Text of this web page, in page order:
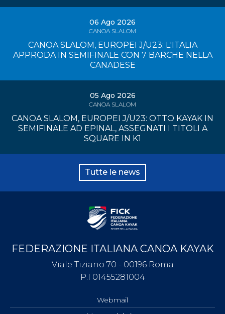
06 Ago 2026
CANOA SLALOM
CANOA SLALOM, EUROPEI J/U23: L'ITALIA
APPRODA IN SEMIFINALE CON 7 BARCHE NELLA
CANADESE
05 Ago 2026
CANOA SLALOM
CANOA SLALOM, EUROPEI J/U23: OTTO KAYAK IN
SEMIFINALE AD EPINAL, ASSEGNATI I TITOLI A
SQUARE IN K1
Tutte le news
FEDERAZIONE ITALIANA CANOA KAYAK
Viale Tiziano 70 - 00196 Roma
P.I 01455281004
Webmail